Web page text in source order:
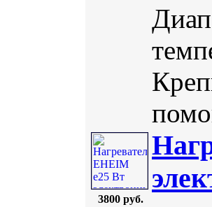
3800 руб.